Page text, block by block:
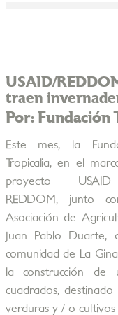
USAID/
traen
Por: Fundación
Este mes, la
Tropicalia, en el
proyecto
REDDOM, junto
Asociación de
Juan Pablo Duarte,
comunidad de La
la construcción de
cuadrados,
verduras y / o